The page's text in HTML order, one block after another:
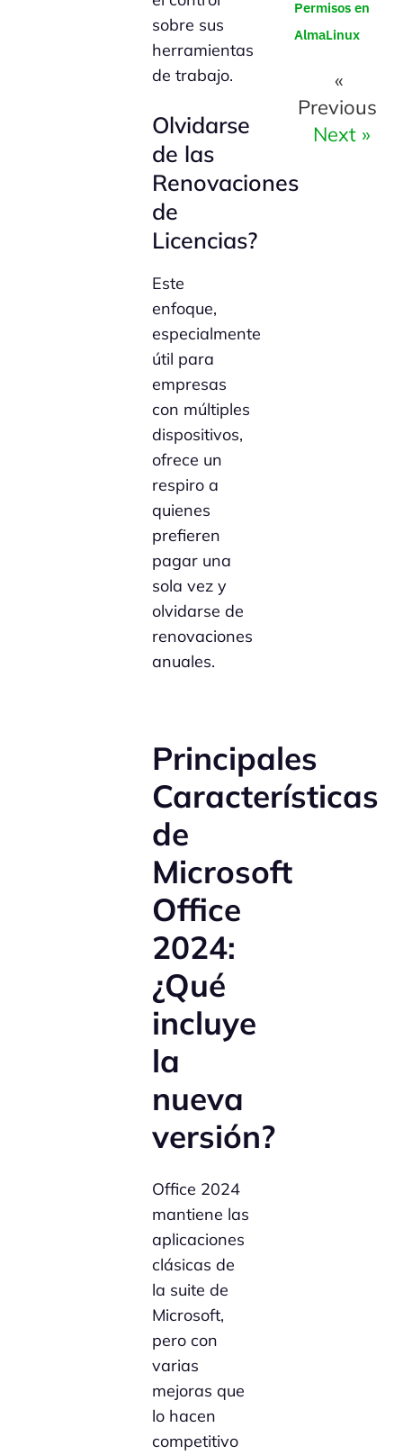
sobre sus
herramientas
de trabajo.
Olvidarse
de las
Renovaciones
de
Licencias?
Este
enfoque,
especialmente
útil para
empresas
con múltiples
dispositivos,
ofrece un
respiro a
quienes
prefieren
pagar una
sola vez y
olvidarse de
renovaciones
anuales.
Principales
Características
de
Microsoft
Office
2024:
¿Qué
incluye
la
nueva
versión?
Office 2024
mantiene las
aplicaciones
clásicas de
la suite de
Microsoft,
pero con
varias
mejoras que
lo hacen
competitivo
Permisos en
AlmaLinux
«
Previous
Next »